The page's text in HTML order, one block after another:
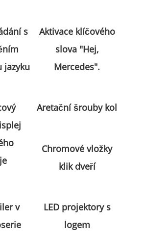
s
jazyku
Aktivace klíčového
slova "Hej,
Mercedes".
Aretační šrouby kol
Chromové vložky
klik dveří
v
LED projektory s
logem